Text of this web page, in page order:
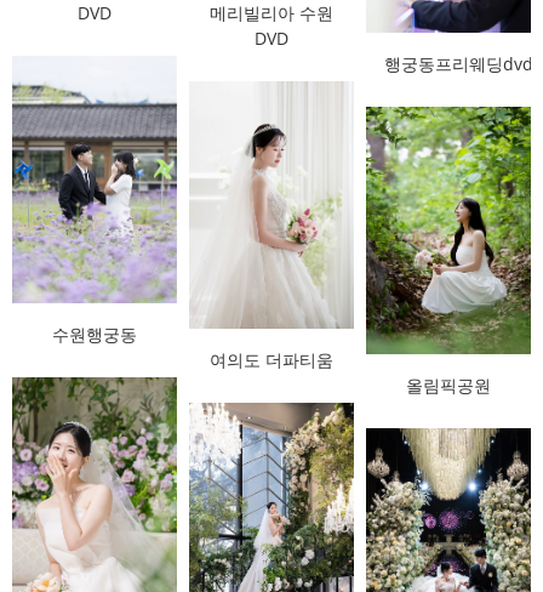
DVD
메리빌리아 수원
DVD
행궁동프리웨딩dvd
수원행궁동
여의도 더파티움
올림픽공원